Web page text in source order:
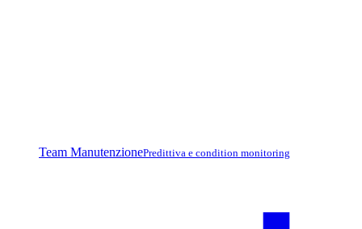
Team ManutenzionePredittiva e condition monitoring